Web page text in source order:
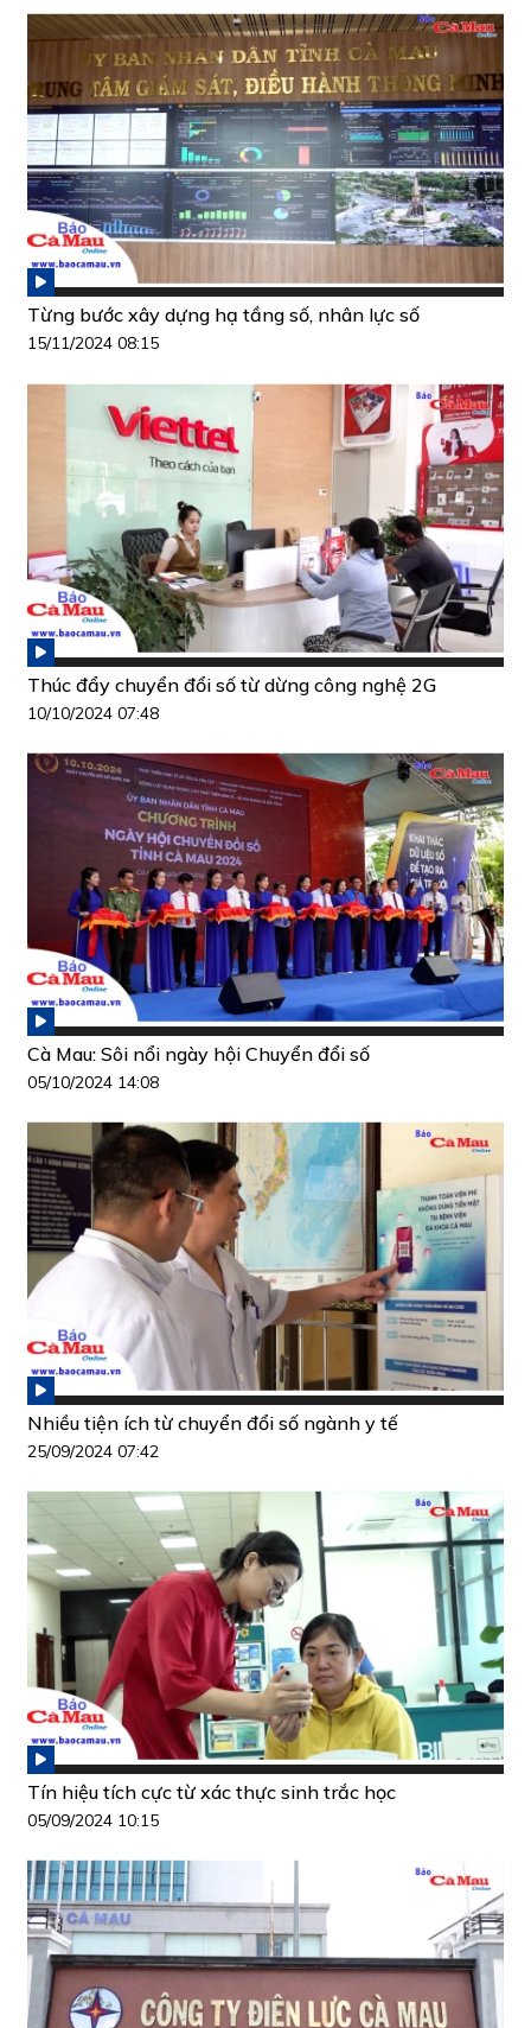
Từng bước xây dựng hạ tầng số, nhân lực số
15/11/2024 08:15
Thúc đẩy chuyển đổi số từ dừng công nghệ 2G
10/10/2024 07:48
Cà Mau: Sôi nổi ngày hội Chuyển đổi số
05/10/2024 14:08
Nhiều tiện ích từ chuyển đổi số ngành y tế
25/09/2024 07:42
Tín hiệu tích cực từ xác thực sinh trắc học
05/09/2024 10:15